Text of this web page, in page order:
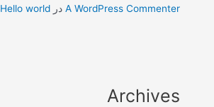
A WordPress Commenter درHello world!
Archives